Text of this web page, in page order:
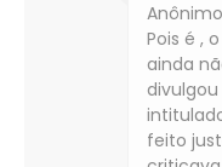
Pois é ,
ainda
feito